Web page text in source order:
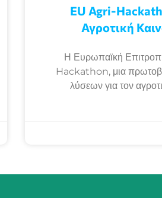
EU Agri-
Αγροτική
Η Ευρωπαϊκή
Hackathon, μια
λύσεων για τον